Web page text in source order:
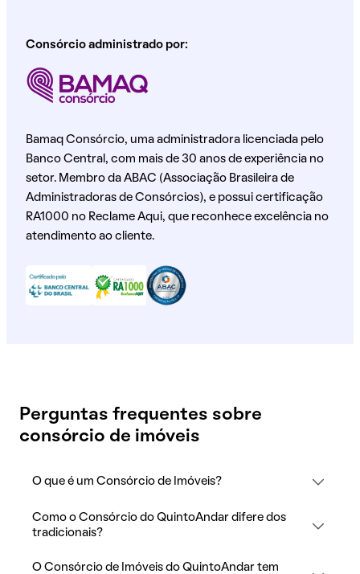
Consórcio administrado por:
Bamaq Consórcio, uma administradora licenciada pelo
Banco Central, com mais de 30 anos de experiência no
setor. Membro da ABAC (Associação Brasileira de
Administradoras de Consórcios), e possui certificação
RA1000 no Reclame Aqui, que reconhece excelência no
atendimento ao cliente.
Perguntas frequentes sobre
consórcio de imóveis
O que é um Consórcio de Imóveis?
Como o Consórcio do QuintoAndar difere dos
tradicionais?
O Consórcio de Imóveis do QuintoAndar tem